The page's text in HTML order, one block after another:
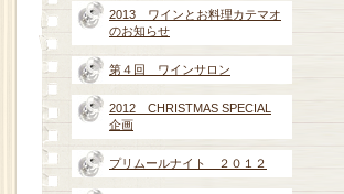
2013 ワインとお料理カテマオ
のお知らせ
第４回 ワインサロン
2012 CHRISTMAS SPECIAL
企画
プリムールナイト ２０１２